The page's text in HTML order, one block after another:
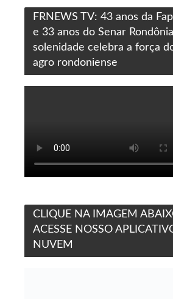
FRNEWS TV: 43 anos da
e 33 anos do Senar Rondônia
solenidade celebra a força
agro rondoniense
CLIQUE NA IMAGEM
ACESSE NOSSO
NUVEM